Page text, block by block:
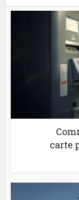
carte